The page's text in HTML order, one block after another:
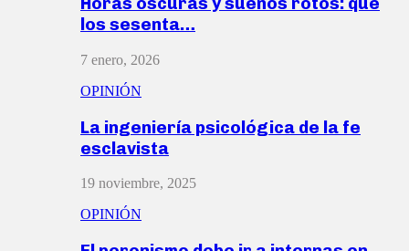
los sesenta…
7 enero, 2026
OPINIÓN
La ingeniería psicológica de la fe
esclavista
19 noviembre, 2025
OPINIÓN